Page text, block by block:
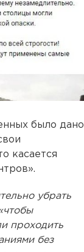
было дано
касается
убрать
проходить
без